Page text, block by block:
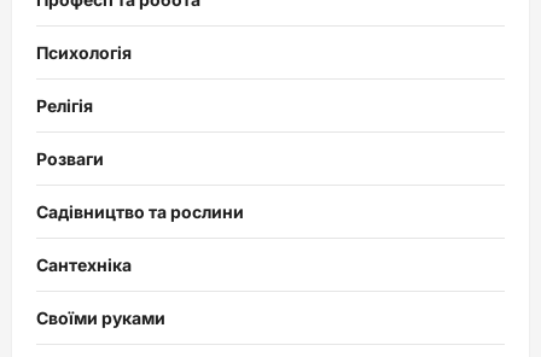
Психологія
Релігія
Розваги
Садівництво та рослини
Сантехніка
Своїми руками